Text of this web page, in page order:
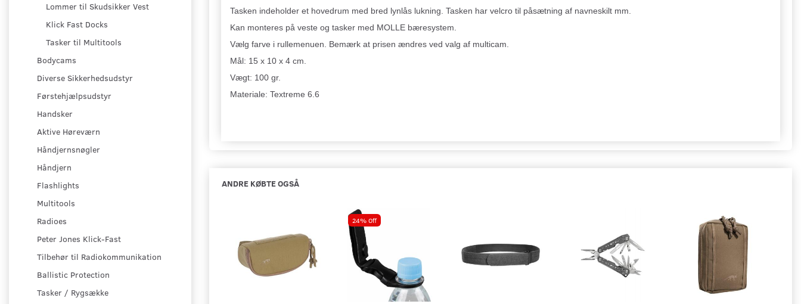
Lommer til Skudsikker Vest
Klick Fast Docks
Tasker til Multitools
Bodycams
Diverse Sikkerhedsudstyr
Førstehjælpsudstyr
Handsker
Aktive Høreværn
Håndjernsnøgler
Håndjern
Flashlights
Multitools
Radioes
Peter Jones Klick-Fast
Tilbehør til Radiokommunikation
Ballistic Protection
Tasker / Rygsække
Tasken indeholder et hovedrum med bred lynlås lukning. Tasken har velcro til påsætning af navneskilt mm.
Kan monteres på veste og tasker med MOLLE bæresystem.
Vælg farve i rullemenuen. Bemærk at prisen ændres ved valg af multicam.
Mål: 15 x 10 x 4 cm.
Vægt: 100 gr.
Materiale: Textreme 6.6
ANDRE KØBTE OGSÅ
24% Off